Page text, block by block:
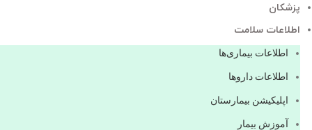
پزشكان
اطلاعات سلامت
اطلاعات بیماری‌ها
اطلاعات دارو‌ها
اپليكيشن بيمارستان
آموزش بیمار